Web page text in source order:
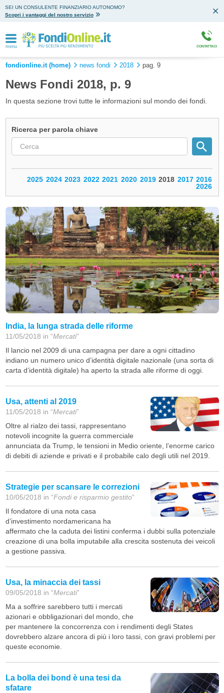
SEI UN CONSULENTE FINANZIARIO AUTONOMO?
Scopri i vantaggi del nostro servizio
menu CONTATTACI
fondionline.it (home) news fondi 2018 pag. 9
News Fondi 2018, p. 9
In questa sezione trovi tutte le informazioni sul mondo dei fondi.
Ricerca per parola chiave
2016
2017
2018
2019
2020
2021
2022
2023
2024
2025
2026
India, la lunga strada delle riforme
11/05/2018 in “Mercati”
Il lancio nel 2009 di una campagna per dare a ogni cittadino
indiano un numero unico d’identità digitale nazionale (una sorta di
carta d’identità digitale) ha aperto la strada alle riforme di oggi.
Usa, attenti al 2019
11/05/2018 in “Mercati”
Oltre al rialzo dei tassi, rappresentano
notevoli incognite la guerra commerciale
annunciata da Trump, le tensioni in Medio oriente, l’enorme carico
di debiti di aziende e privati e il probabile calo degli utili nel 2019.
Strategie per scansare le correzioni
10/05/2018 in “Fondi e risparmio gestito”
Il fondatore di una nota casa
d’investimento nordamericana ha
affermato che la caduta dei listini conferma i dubbi sulla potenziale
creazione di una bolla imputabile alla crescita sostenuta dei veicoli
a gestione passiva.
Usa, la minaccia dei tassi
09/05/2018 in “Mercati”
Ma a soffrire sarebbero tutti i mercati
azionari e obbligazionari del mondo, che
per mantenere la concorrenza con i rendimenti degli States
dovrebbero alzare ancora di più i loro tassi, con gravi problemi per
queste economie.
La bolla dei bond è una tesi da
sfatare